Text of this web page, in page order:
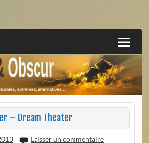
texturales
– Dream Theater
Laisser un commentaire